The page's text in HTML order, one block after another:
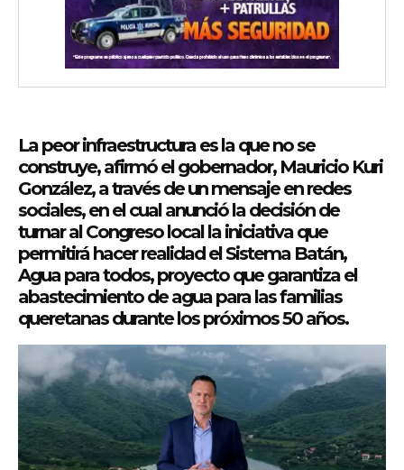
La peor infraestructura es la que no se
construye, afirmó el gobernador, Mauricio Kuri
González, a través de un mensaje en redes
sociales, en el cual anunció la decisión de
turnar al Congreso local la iniciativa que
permitirá hacer realidad el Sistema Batán,
Agua para todos, proyecto que garantiza el
abastecimiento de agua para las familias
queretanas durante los próximos 50 años.